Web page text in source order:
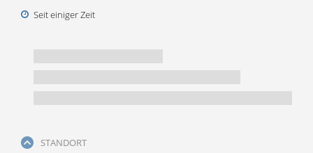
Seit einiger Zeit
STANDORT